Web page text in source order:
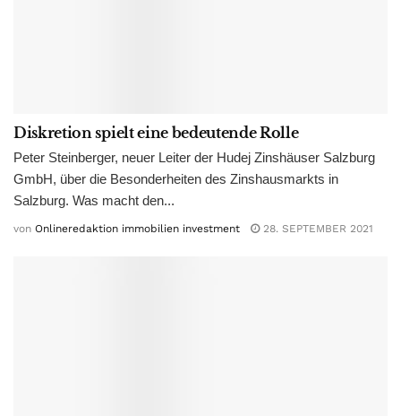
Diskretion spielt eine bedeutende Rolle
Peter Steinberger, neuer Leiter der Hudej Zinshäuser Salzburg
GmbH, über die Besonderheiten des Zinshausmarkts in
Salzburg. Was macht den...
von Onlineredaktion immobilien investment 28. SEPTEMBER 2021